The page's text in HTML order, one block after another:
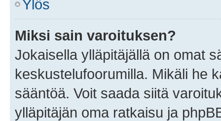
Ylös
Miksi sain varoituksen?
Jokaisella ylläpitäjällä on omat
keskustelufoorumilla. Mikäli he
sääntöä. Voit saada siitä
ylläpitäjän oma ratkaisu ja